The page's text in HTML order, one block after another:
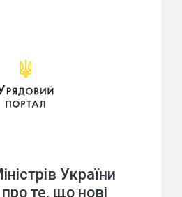
України
те, що нові